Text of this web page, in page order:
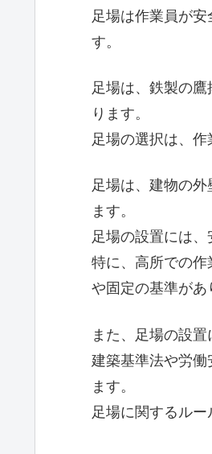
足場は作業員が
す。
足場は、鉄製の
ります。
足場の選択は、作
足場は、建物の
ます。
足場の設置には、
特に、高所での
や固定の基準があ
また、足場の設置
建築基準法や労
ます。
足場に関するルー